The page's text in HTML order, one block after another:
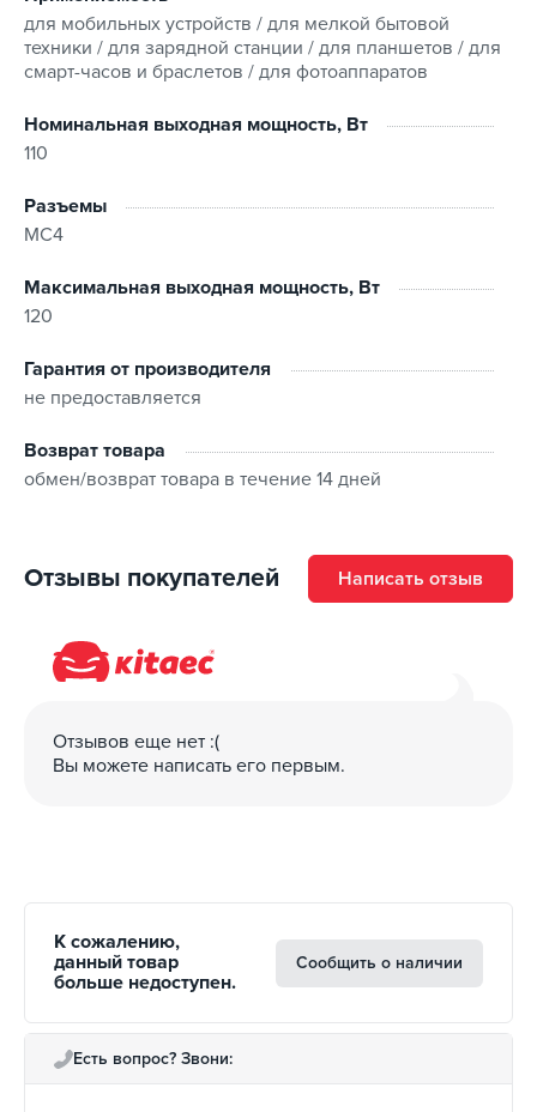
имеет стильный чехол с крепкими ручками. К тому же
вес панели составляет всего 4 килограмма, поэтому
вполне реально.
Коэффициент полезного действия: 22% - 23%
Температура хранения: -20C до 85C
Рабочая температура: -20C до 85C
Размер: 42.0 х 48.0 х 2.5 см
Вес: 4 кг
Тип установки: Мобильная
Степень защиты: IP68
для мобильных устройств / для мелкой бытовой
техники / для зарядной станции / для планшетов / для
смарт-часов и браслетов / для фотоаппаратов
Номинальная выходная мощность, Вт
110
Разъемы
MC4
Максимальная выходная мощность, Вт
120
Гарантия от производителя
не предоставляется
Возврат товара
обмен/возврат товара в течение 14 дней
Отзывы покупателей Написать отзыв
Отзывов еще нет :(
Вы можете написать его первым.
К сожалению,
данный товар
больше недоступен.
Сообщить о наличии
Есть вопрос? Звони: